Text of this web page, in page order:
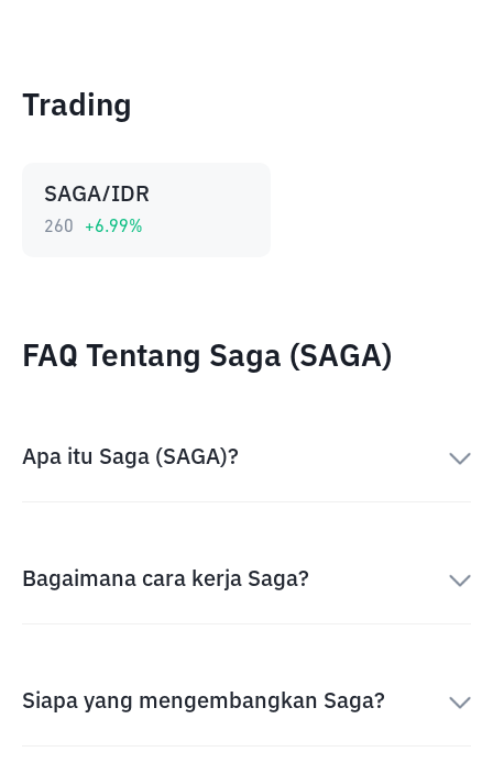
Trading
SAGA/IDR
260 +6.99%
FAQ Tentang Saga (SAGA)
Apa itu Saga (SAGA)?
Bagaimana cara kerja Saga?
Siapa yang mengembangkan Saga?